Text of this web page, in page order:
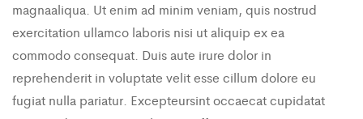
magnaaliqua. Ut enim ad minim veniam, quis nostrud
exercitation ullamco laboris nisi ut aliquip ex ea
commodo consequat. Duis aute irure dolor in
reprehenderit in voluptate velit esse cillum dolore eu
fugiat nulla pariatur. Excepteursint occaecat cupidatat